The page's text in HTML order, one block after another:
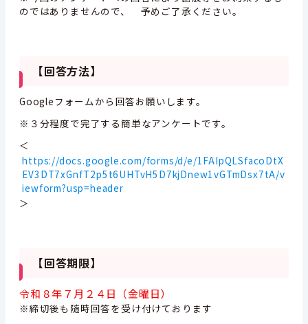
のではありませんので、 予めご了承ください。
【回答方法】
Googleフォームから回答お願いします。
※３分程度で完了する簡単なアンケートです。
＜
https://docs.google.com/forms/d/e/1FAIpQLSfacoDtX
EV3DT7xGnfT2p5t6UHTvH5D7kjDnew1vGTmDsx7tA/v
iewform?usp=header
＞
【回答期限】
令和８年７月２４日（金曜日）
※締切後も随時回答を受け付けております